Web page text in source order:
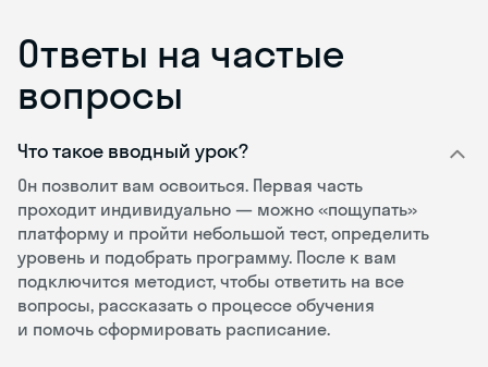
Ответы на частые
вопросы
Что такое вводный урок?
Он позволит вам освоиться. Первая часть
проходит индивидуально — можно «пощупать»
платформу и пройти небольшой тест, определить
уровень и подобрать программу. После к вам
подключится методист, чтобы ответить на все
вопросы, рассказать о процессе обучения
и помочь сформировать расписание.